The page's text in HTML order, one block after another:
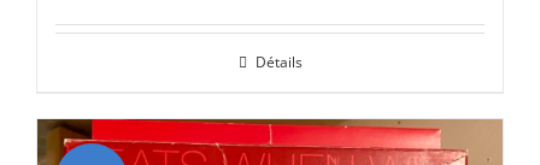
initial
CHF 85.00.
actuel
CHF 59.00.
Détails